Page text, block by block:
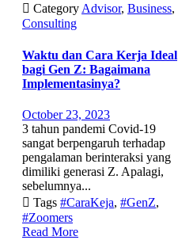
 CategoryAdvisor, Business,
Consulting
Waktu dan Cara Kerja Ideal
bagi Gen Z: Bagaimana
Implementasinya?
October 23, 2023
3 tahun pandemi Covid-19
sangat berpengaruh terhadap
pengalaman berinteraksi yang
dimiliki generasi Z. Apalagi,
sebelumnya...
 Tags #CaraKeja, #GenZ,
#Zoomers
Read More